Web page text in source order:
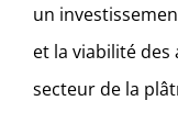
un
et la viabilité des
secteur de la